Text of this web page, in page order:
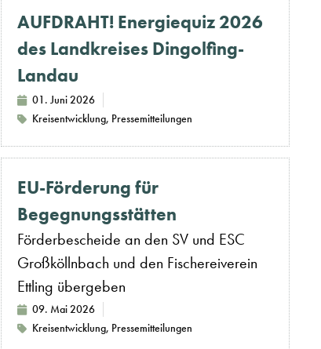
AUFDRAHT! Energiequiz 2026
des Landkreises Dingolfing-
Landau
01. Juni 2026
Kreisentwicklung, Pressemitteilungen
EU-Förderung für
Begegnungsstätten
Förderbescheide an den SV und ESC
Großköllnbach und den Fischereiverein
Ettling übergeben
09. Mai 2026
Kreisentwicklung, Pressemitteilungen